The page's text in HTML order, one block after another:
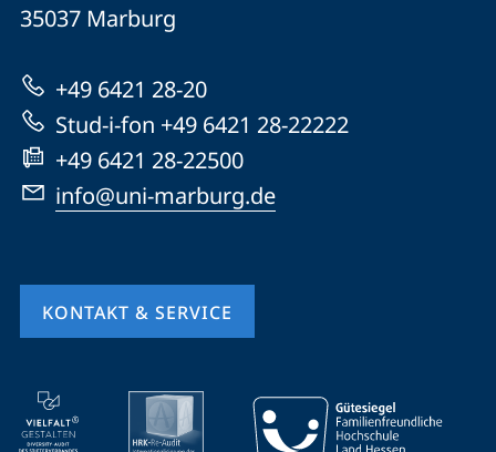
Informationen
zur
Website
Marburg
35037 Marburg
+49 6421 28-20
Stud-i-fon +49 6421 28-22222
+49 6421 28-22500
info@uni-marburg.de
KONTAKT & SERVICE
Mobile-
Service-